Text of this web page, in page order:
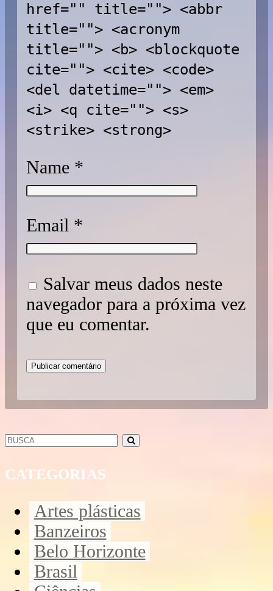
href="" title=""> <abbr
title=""> <acronym
title=""> <b> <blockquote
cite=""> <cite> <code>
<del datetime=""> <em>
<i> <q cite=""> <s>
<strike> <strong>
Name *
Email *
Salvar meus dados neste
navegador para a próxima vez
que eu comentar.
CATEGORIAS
Artes plásticas
Banzeiros
Belo Horizonte
Brasil